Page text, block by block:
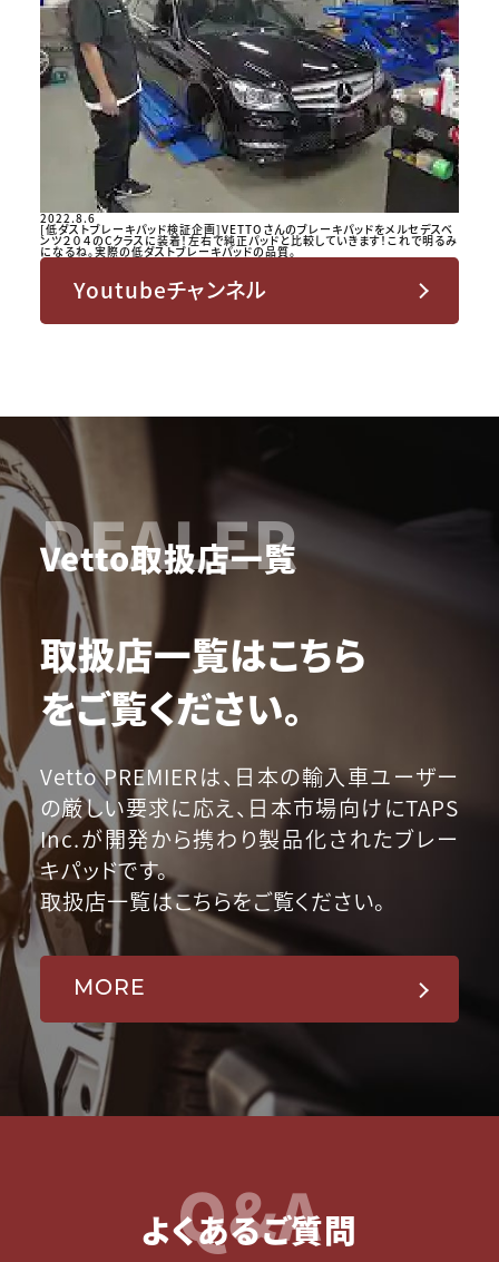
2022.8.6
[低ダストブレーキパッド検証企画]VETTOさんのブレーキパッドをメルセデスベ
ンツ２０４のCクラスに装着！左右で純正パッドと比較していきます！これで明るみ
になるね。実際の低ダストブレーキパッドの品質。
Youtubeチャンネル
DEALER
Vetto取扱店一覧
取扱店一覧はこちら
をご覧ください。
Vetto PREMIERは、日本の輸入車ユーザー
の厳しい要求に応え、日本市場向けにTAPS
Inc.が開発から携わり製品化されたブレー
キパッドです。
取扱店一覧はこちらをご覧ください。
MORE
Q&A
よくあるご質問